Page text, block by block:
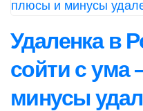
Удаленка в
сойти с
минусы